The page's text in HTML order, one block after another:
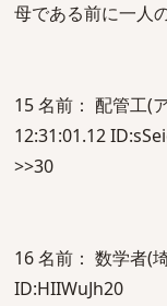
母である前に一人
15 名前： 配管工(
12:31:01.12
>>30
16 名前： 数学者(
ID:HIIWuJh20